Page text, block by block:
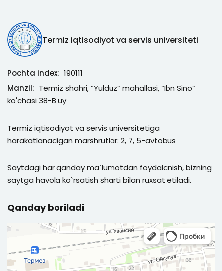
Termiz iqtisodiyot va servis universiteti
Pochta index: 190111
Manzil: Termiz shahri, “Yulduz” mahallasi, “Ibn Sino”
ko'chasi 38-B uy
Termiz iqtisodiyot va servis universitetiga
harakatlanadigan marshrutlar: 2, 7, 5-avtobus
Saytdagi har qanday ma`lumotdan foydalanish, bizning
saytga havola ko`rsatish sharti bilan ruxsat etiladi.
Qanday boriladi